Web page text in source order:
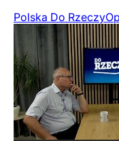
Polska Do Rzeczy